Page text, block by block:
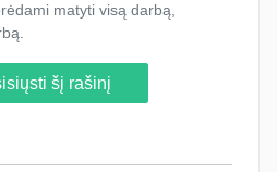
matyti visą darbą,
šį rašinį